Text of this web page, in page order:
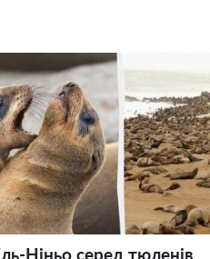
Ніньо серед тюленів